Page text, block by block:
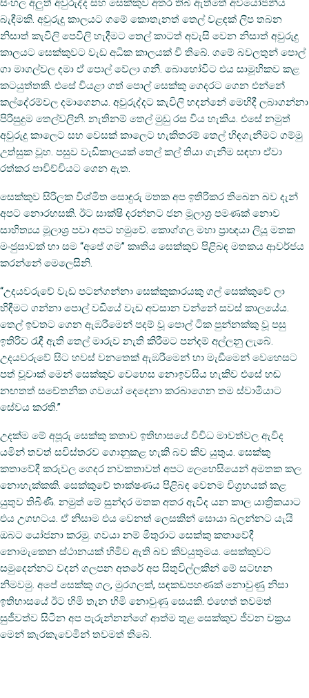
සිංහල අලුත් අවුරුද්ද සහ සෙක්කුව අතර තිබී ඇත්තේ අවියෝජනීය
බැඳීමකි. අවුරුදු කාලයට ගමේ කොතැනත් තෙල් වළඳක් ලිප තබන
නිසාත් කැවිලි පෙවිලි හැදීමට තෙල් කාටත් අවැසි වෙන නිසාත් අවුරුදු
කාලයට සෙක්කුවට වැඩ අධික කාලයක් වී තිබේ. ගමේ බවලතුන් පොල්
ගා මාගල්වල දමා ඒ පොල් වේලා ගනී. බොහෝවිට එය සාමූහිකව කළ
කටයුත්තකි. එසේ වියළා ගත් පොල් සෙක්කු ගෙදරට ගෙන එන්නේ
කල්දේරම්වල දමාගෙනය. අවුරුද්දට කැවිලි හදන්නේ මෙහිදී ලබාගන්නා
පිරිසුදුම තෙල්වලිනි. නැතිනම් තෙල් මුඩු රස විය හැකිය. එසේ නමුත්
අවුරුදු කාලෙට සහ වෙසක් කාලෙට හැකිතරම් තෙල් හිඳගැනීමට ගම්මු
උත්සුක වූහ. පසුව වැඩිකාලයක් තෙල් කල් තියා ගැනීම සඳහා ඒවා
රත්කර පාවිච්චියට ගෙන ඇත.
සෙක්කුව සිරිලක විශ්මිත සොඳුරු මතක අප ඉතිරිකර තිබෙන බව දැන්
අපට නොරහසකි. ඊට සාක්ෂි දරන්නට ජන මූලාශ්‍ර පමණක් නොව
සාහිත්‍යය මූලාශ්‍ර පවා අපට හමුවේ. කොග්ගල මහා ප්‍රාඥයා ලියූ මතක
මංජුසාවක් හා සම “අපේ ගම” කෘතිය සෙක්කුව පිළිබඳ මතකය ආවර්ජය
කරන්නේ මෙලෙසිනි.
“උදයවරුවේ වැඩ පටන්ගන්නා සෙක්කුකාරයකු ගල් සෙක්කුවේ ලා
හිඳීමට ගන්නා පොල් වඩියේ වැඩ අවසාන වන්නේ සවස් කාලයේය.
තෙල් ඉවතට ගෙන ඇඹරීමෙන් පදම් වූ පොල් ටික පුන්නක්කු වූ පසු
ඉතිරිව රැඳී ඇති තෙල් මාරුව නැති කිරීමට පන්දම් අල්ලනු ලැබේ.
උදයවරුවේ සිට හවස් වනතෙක් ඇඹරීමෙන් හා මැඩීමෙන් වෙහෙසට
පත් වූවාක් මෙන් සෙක්කුව වෙහෙස නොඉවසිය හැකිව එසේ හඬ
නඟතත් සචේතනික ගවයෝ දෙදෙනා කරබාගෙන තම ස්වාමියාට
සේවය කරති.”
උදක්ම මේ අපූරු සෙක්කු කතාව ඉතිහාසයේ විවිධ මාවත්වල ඇවිද
යමින් තවත් සවිස්තරව ගොනුකළ හැකි බව කිව යුතුය. සෙක්කු
කතාවේදී කරුවල ගෙදර නවකතාවත් අපට ලෙහෙසියෙන් අමතක කල
නොහැක්කකි. සෙක්කුවේ තාක්ෂණය පිළිබඳ වෙනම විග්‍රහයක් කළ
යුතුව තිබිණි. නමුත් මේ සුන්දර මතක අතර ඇවිද යන කාල යාත්‍රිකයාට
එය උගහටය. ඒ නිසාම එය වෙනත් ලෙසකින් සොයා බලන්නට යැයි
ඔබට යෝජනා කරමු. ගවයා නම් මිතුරාට සෙක්කු කතාවේදී
නොමැකෙන ස්ථානයක් හිමිව ඇති බව කිවයුතුමය. සෙක්කුවට
සමුදෙන්නට වදන් ගලපන අතරේ අප සිතුවිල්ලකින් මේ සටහන
නිමවමු. අපේ සෙක්කු ගල, මුරගලක්, සඳකඩපහණක් නොවුණු නිසා
ඉතිහාසයේ ඊට හිමි තැන හිමි නොවුණු සෙයකි. එහෙත් තවමත්
සුජීවත්ව සිටින අප පැරුන්නන්ගේ ආත්ම තුළ සෙක්කුව ජීවන චක්‍රය
මෙන් කැරකැවෙමින් තවමත් තිබේ.